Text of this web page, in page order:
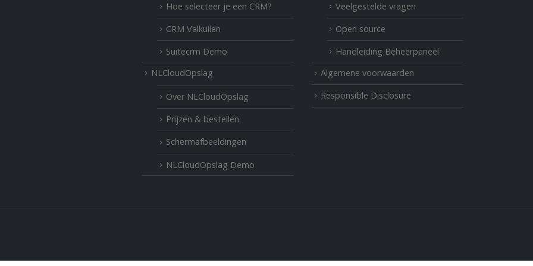
Hoe selecteer je een CRM?
CRM Valkuilen
Suitecrm Demo
NLCloudOpslag
Over NLCloudOpslag
Prijzen & bestellen
Schermafbeeldingen
NLCloudOpslag Demo
Veelgestelde vragen
Open source
Handleiding Beheerpaneel
Algemene voorwaarden
Responsible Disclosure